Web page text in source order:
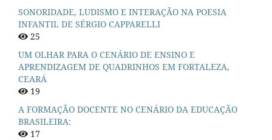
SONORIDADE, LUDISMO E INTERAÇÃO NA POESIA
INFANTIL DE SÉRGIO CAPPARELLI
25
UM OLHAR PARA O CENÁRIO DE ENSINO E
APRENDIZAGEM DE QUADRINHOS EM FORTALEZA,
CEARÁ
19
A FORMAÇÃO DOCENTE NO CENÁRIO DA EDUCAÇÃO
BRASILEIRA:
17